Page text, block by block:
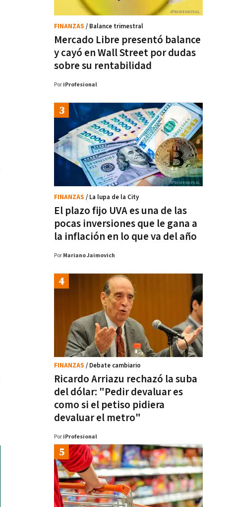
Mercado Libre presentó balance
y cayó en Wall Street por dudas
sobre su rentabilidad
FINANZAS / Balance trimestral
Por iProfesional
El plazo fijo UVA es una de las
pocas inversiones que le gana a
la inflación en lo que va del año
FINANZAS / La lupa de la City
Por Mariano Jaimovich
Ricardo Arriazu rechazó la suba
del dólar: "Pedir devaluar es
como si el petiso pidiera
devaluar el metro"
FINANZAS / Debate cambiario
Por iProfesional